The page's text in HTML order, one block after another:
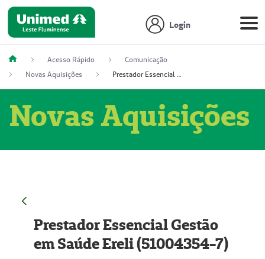
Login
Acesso Rápido
Comunicação
Novas Aquisições
Prestador Essencial Gestão em Saúde Ereli (51004354-7)
Novas Aquisições
Prestador Essencial Gestão
em Saúde Ereli (51004354-7)